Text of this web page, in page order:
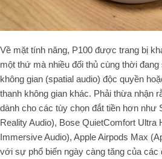
Về mặt tính năng, P100 được trang bị
một thứ mà nhiều đối thủ cùng thời
không gian (spatial audio) độc quyền
thanh không gian khác. Phải thừa nhận
dành cho các tùy chọn đắt tiền hơn như
Reality Audio), Bose QuietComfort Ultra
Immersive Audio), Apple Airpods Max
với sự phổ biến ngày càng tăng của các